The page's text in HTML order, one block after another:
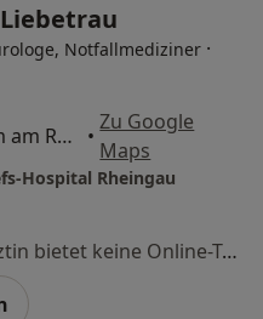
Notfallmediziner ·
Eibinger Str. 9, Rüdesheim am Rhein •
Zu Google
Maps
Hospital Rheingau
Dieser Arzt bzw. diese Ärztin bietet keine Online-Terminbuchung an diesem Standort an.